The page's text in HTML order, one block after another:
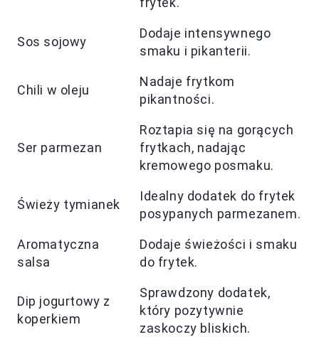
Sos sojowy
Dodaje intensywnego
smaku i pikanterii.
Chili w oleju
Nadaje frytkom
pikantności.
Ser parmezan
Roztapia się na gorących
frytkach, nadając
kremowego posmaku.
Świeży tymianek
Idealny dodatek do frytek
posypanych parmezanem.
Aromatyczna
salsa
Dodaje świeżości i smaku
do frytek.
Dip jogurtowy z
koperkiem
Sprawdzony dodatek,
który pozytywnie
zaskoczy bliskich.